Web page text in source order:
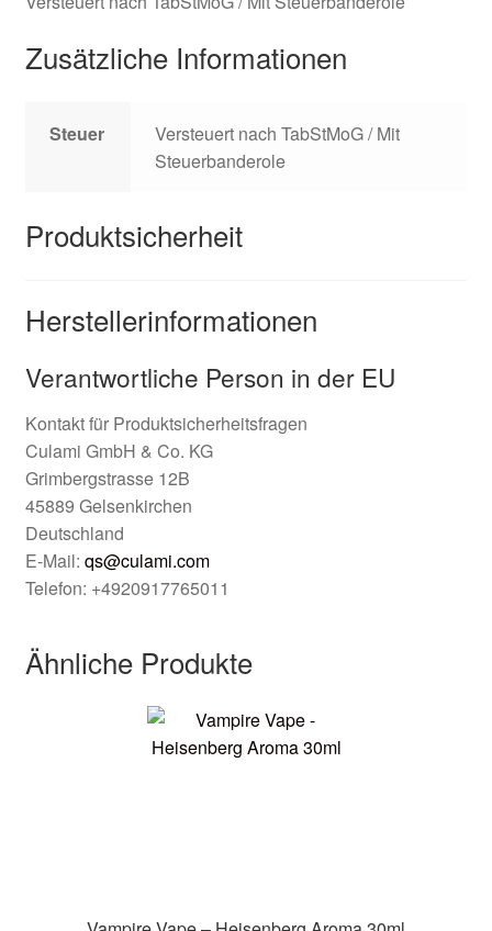
Zusätzliche Informationen
Steuer
Versteuert nach TabStMoG / Mit
Steuerbanderole
Produktsicherheit
Herstellerinformationen
Verantwortliche Person in der EU
Kontakt für Produktsicherheitsfragen
Culami GmbH & Co. KG
Grimbergstrasse 12B
45889 Gelsenkirchen
Deutschland
E-Mail: qs@culami.com
Telefon: +4920917765011
Ähnliche Produkte